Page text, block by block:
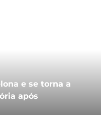
e se torna a
após